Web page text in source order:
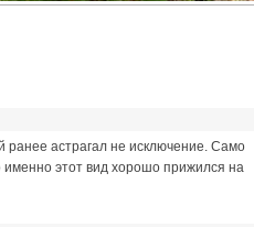
ранее астрагал не исключение. Само
именно этот вид хорошо прижился на